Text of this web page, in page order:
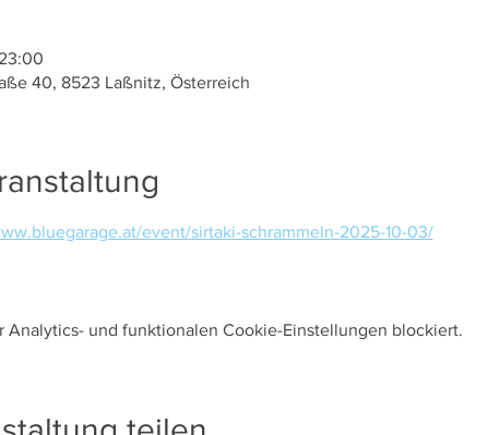
40, 8523 Laßnitz, Österreich
event/sirtaki-schrammeln-2025-10-03/
Analytics- und funktionalen Cookie-Einstellungen blockiert.